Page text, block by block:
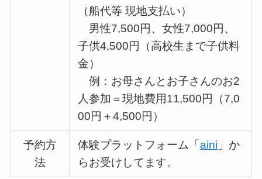
（船代等 現地支払い）
男性7,500円、女性7,000円、
子供4,500円（高校生まで子供料
金）
例：お母さんとお子さんのお2
人参加＝現地費用11,500円（7,0
00円＋4,500円）
予約方
法
体験プラットフォーム「aini 」か
らお受けしてます。